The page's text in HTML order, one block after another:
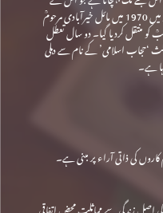
نصف کی نمائندہ ہے۔ حجاب کی داغ بیل رام پور میں 1970 میں مائل خیرآبادی مرحومؒ
فرید صاحبؒ کو منتقل کردیا گیا۔ دو سال تعطل
اس کا نقشِ ثالث ‘حجاب اسلامی’ کے نام سے دہلی
ہے۔
کی ذاتی آراء پر مبنی ہے۔
اصل زندگی سے مماثلت محض اتفاقی